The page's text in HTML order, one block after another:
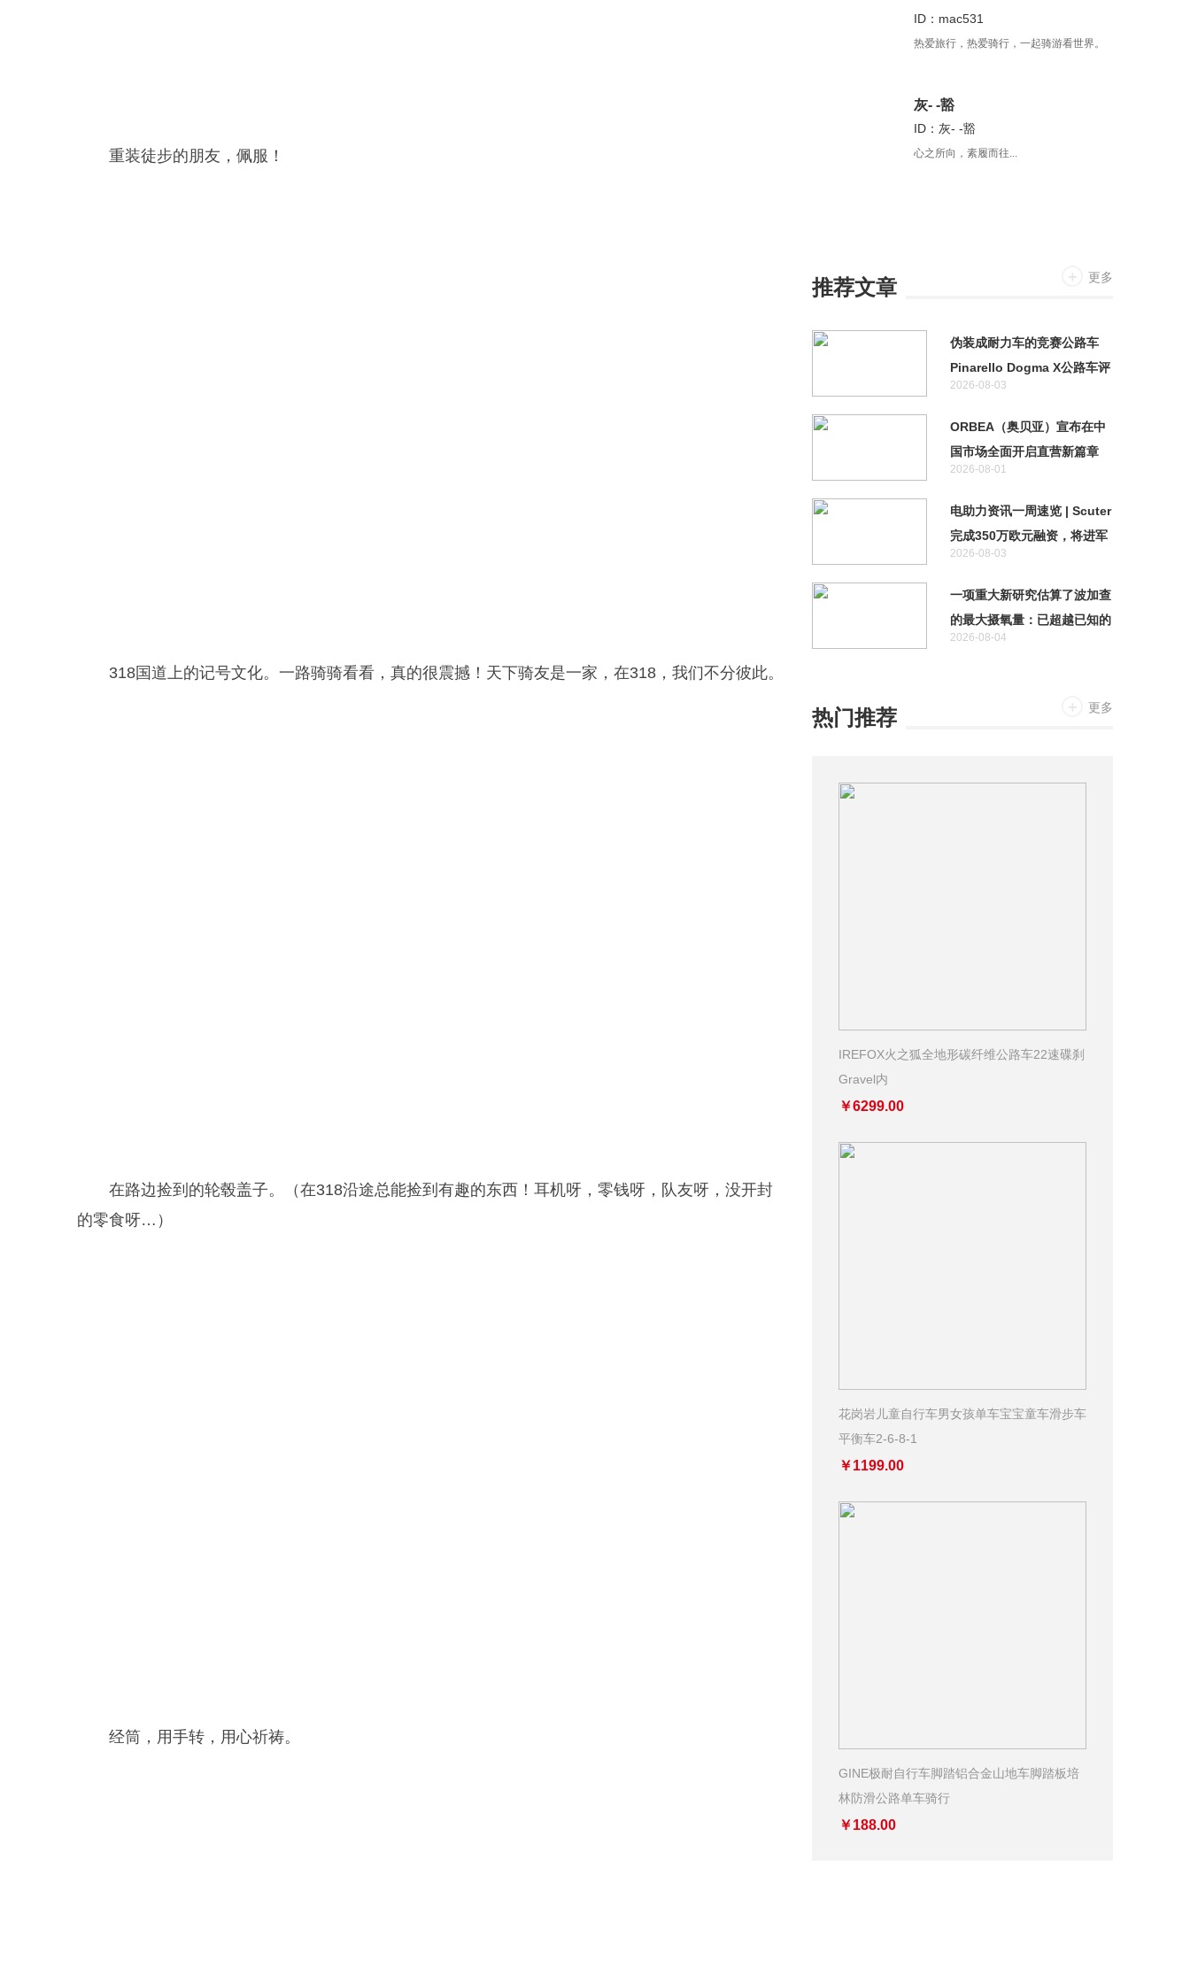
重装徒步的朋友，佩服！
318国道上的记号文化。一路骑骑看看，真的很震撼！天下骑友是一家，在318，我们不分彼此。
在路边捡到的轮毂盖子。（在318沿途总能捡到有趣的东西！耳机呀，零钱呀，队友呀，没开封
的零食呀…）
经筒，用手转，用心祈祷。
ID：mac531
热爱旅行，热爱骑行，一起骑游看世界。
灰- -豁
ID：灰- -豁
心之所向，素履而往...
推荐文章 更多
伪装成耐力车的竞赛公路车
Pinarello Dogma X公路车评
测
2026-08-03
ORBEA（奥贝亚）宣布在中
国市场全面开启直营新篇章
2026-08-01
电助力资讯一周速览 | Scuter
完成350万欧元融资，将进军
自动驾驶领域
2026-08-03
一项重大新研究估算了波加查
的最大摄氧量：已超越已知的
人类极限
2026-08-04
热门推荐 更多
IREFOX火之狐全地形碳纤维公路车22速碟刹
Gravel内
￥6299.00
花岗岩儿童自行车男女孩单车宝宝童车滑步车
平衡车2-6-8-1
￥1199.00
GINE极耐自行车脚踏铝合金山地车脚踏板培
林防滑公路单车骑行
￥188.00